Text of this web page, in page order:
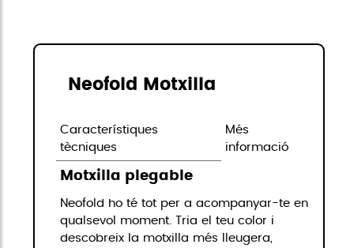
Neofold Motxilla
Característiques
tècniques
Més
informació
Motxilla plegable
Neofold ho té tot per a acompanyar-te en
qualsevol moment. Tria el teu color i
descobreix la motxilla més lleugera,